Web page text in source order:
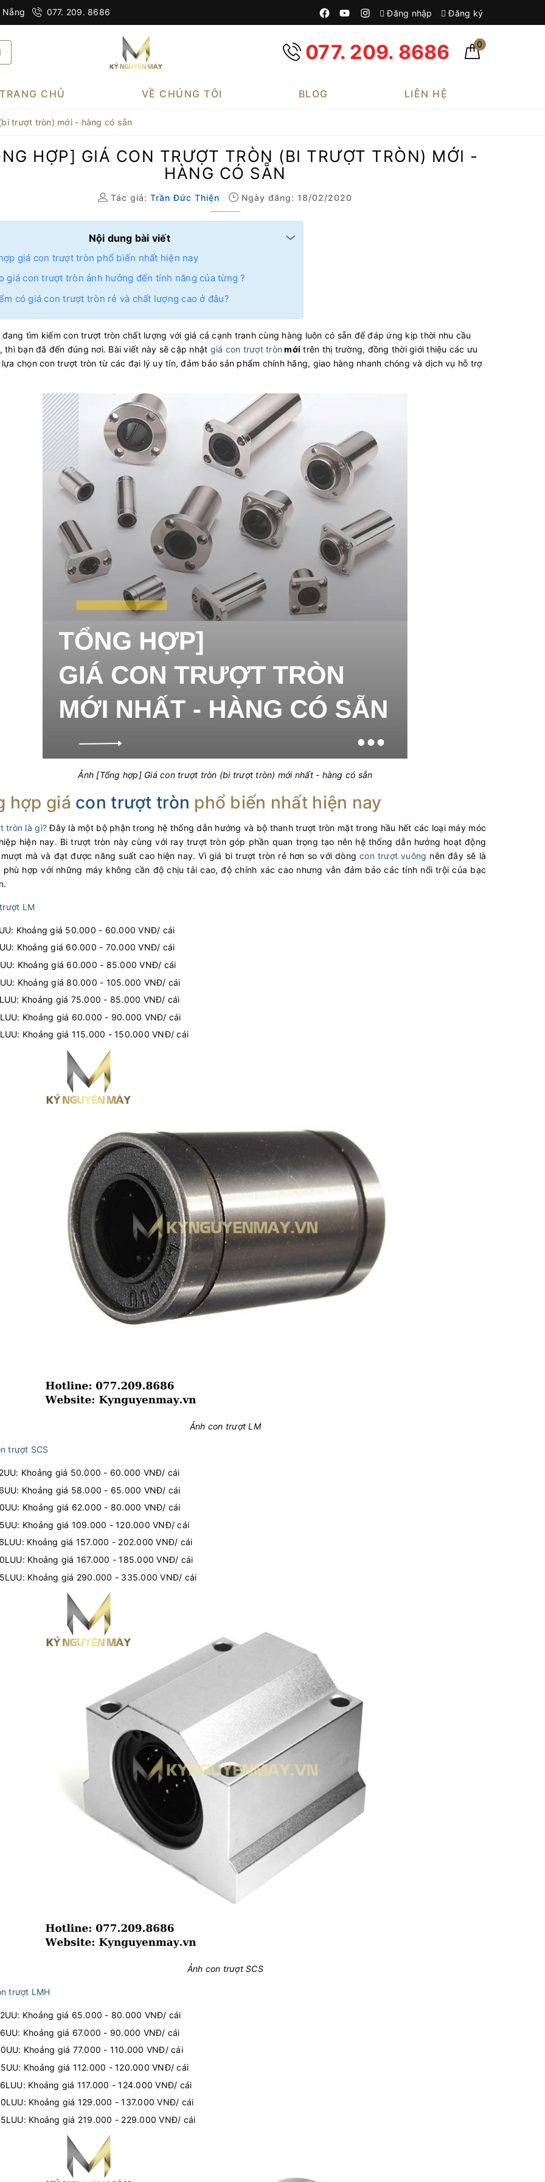
Nẵng 077. 209. 8686 Đăng nhập Đăng ký
077. 209. 8686 0
TRANG CHỦ VỀ CHÚNG TÔI BLOG LIÊN HỆ
trượt tròn) mới - hàng có sẵn
HỢP] GIÁ CON TRƯỢT TRÒN (BI TRƯỢT TRÒN) MỚI -
HÀNG CÓ SẴN
Tác giả:Trần Đức Thiện Ngày đăng: 18/02/2020
Nội dung bài viết
giá con trượt tròn phổ biến nhất hiện nay
giá con trượt tròn ảnh hưởng đến tính năng của từng ?
có giá con trượt tròn rẻ và chất lượng cao ở đâu?
đang tìm kiếm con trượt tròn chất lượng với giá cả cạnh tranh cùng hàng luôn có sẵn để đáp ứng kịp thời nhu cầu
thì bạn đã đến đúng nơi. Bài viết này sẽ cập nhật giá con trượt trònmới trên thị trường, đồng thời giới thiệu các ưu
chọn con trượt tròn từ các đại lý uy tín, đảm bảo sản phẩm chính hãng, giao hàng nhanh chóng và dịch vụ hỗ trợ
Ảnh [Tổng hợp] Giá con trượt tròn (bi trượt tròn) mới nhất - hàng có sẵn
hợp giá con trượt tròn phổ biến nhất hiện nay
tròn là gì?Đây là một bộ phận trong hệ thống dẫn hướng và bộ thanh trượt tròn mặt trong hầu hết các loại máy móc
hiện nay. Bi trượt tròn này cùng với ray trượt tròn góp phần quan trọng tạo nên hệ thống dẫn hướng hoạt động
mà và đạt được năng suất cao hiện nay. Vì giá bi trượt tròn rẻ hơn so với dòngcon trượt vuông nên đây sẽ là
phù hợp với những máy không cần độ chịu tải cao, độ chính xác cao nhưng vẫn đảm bảo các tính nổi trội của bạc
LM
Khoảng giá 50.000 - 60.000 VNĐ/ cái
Khoảng giá 60.000 - 70.000 VNĐ/ cái
Khoảng giá 60.000 - 85.000 VNĐ/ cái
Khoảng giá 80.000 - 105.000 VNĐ/ cái
Khoảng giá 75.000 - 85.000 VNĐ/ cái
Khoảng giá 60.000 - 90.000 VNĐ/ cái
Khoảng giá 115.000 - 150.000 VNĐ/ cái
Ảnh con trượt LM
trượt SCS
Khoảng giá 50.000 - 60.000 VNĐ/ cái
Khoảng giá 58.000 - 65.000 VNĐ/ cái
Khoảng giá 62.000 - 80.000 VNĐ/ cái
Khoảng giá 109.000 - 120.000 VNĐ/ cái
Khoảng giá 157.000 - 202.000 VNĐ/ cái
Khoảng giá 167.000 - 185.000 VNĐ/ cái
Khoảng giá 290.000 - 335.000 VNĐ/ cái
Ảnh con trượt SCS
trượt LMH
Khoảng giá 65.000 - 80.000 VNĐ/ cái
Khoảng giá 67.000 - 90.000 VNĐ/ cái
Khoảng giá 77.000 - 110.000 VNĐ/ cái
Khoảng giá 112.000 - 120.000 VNĐ/ cái
Khoảng giá 117.000 - 124.000 VNĐ/ cái
Khoảng giá 129.000 - 137.000 VNĐ/ cái
Khoảng giá 219.000 - 229.000 VNĐ/ cái